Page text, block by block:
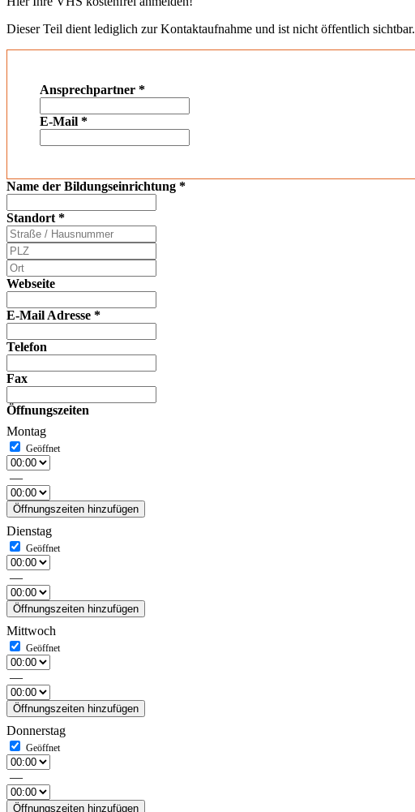
Dieser Teil dient lediglich zur Kontaktaufnahme und ist nicht öffentlich sichtbar.
Ansprechpartner *
E-Mail *
Name der Bildungseinrichtung *
Standort *
Webseite
E-Mail Adresse *
Telefon
Fax
Öffnungszeiten
Montag
—
Öffnungszeiten hinzufügen
Dienstag
—
Öffnungszeiten hinzufügen
Mittwoch
—
Öffnungszeiten hinzufügen
Donnerstag
—
Öffnungszeiten hinzufügen